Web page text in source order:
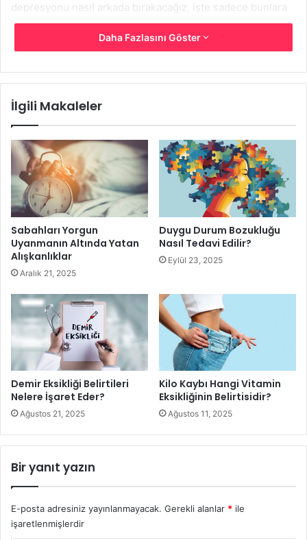
depresyonu nasıl arkada bırakacağız, işte sadece bunlara
dikkat ederek;
Mevsim Sebzelerini ve Meyvelerini
Tercih Edin
Bahar mevsiminin gelmesi ile birlikte mevsim geçişinden
dolayı alerji ve nezle gibi bazı hastalıkların da bize uğrama
olasılığı da artmış oluyor. Bu tür rahatsızlıklara
yakalanmamak için vücudumuzun bağışıklık sistemini
korumamız ve güçlü tutmamız çok önemli etki taşıyor.
Bağışıklık sistemimizi korumak ve güçlü tutmak için ise
Tüketeceğiniz yiyeceklerin mutlaka mevsim sebzesi ve
meyvesi olmasına dikkat ederek sağlıklı bir şekilde
beslenip bağışıklık sisteminizi koruyabilirsiniz.
Mutlaka kahvaltı Yaparak Güne
Daha Fazlasını Göster
İlgili Makaleler
Sabahları Yorgun
Uyanmanın Altında Yatan
Alışkanlıklar
Aralık 21, 2025
Duygu Durum Bozukluğu
Nasıl Tedavi Edilir?
Eylül 23, 2025
Demir Eksikliği Belirtileri
Nelere İşaret Eder?
Ağustos 21, 2025
Kilo Kaybı Hangi Vitamin
Eksikliğinin Belirtisidir?
Ağustos 11, 2025
Bir yanıt yazın
E-posta adresiniz yayınlanmayacak. Gerekli alanlar * ile
işaretlenmişlerdir